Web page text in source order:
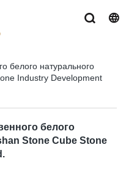
белого натурального
Industry Development
белого
Stone Cube Stone